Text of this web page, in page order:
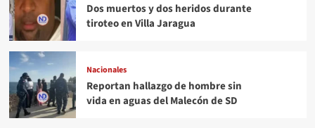
Dos muertos y dos heridos durante
tiroteo en Villa Jaragua
Nacionales
Reportan hallazgo de hombre sin
vida en aguas del Malecón de SD